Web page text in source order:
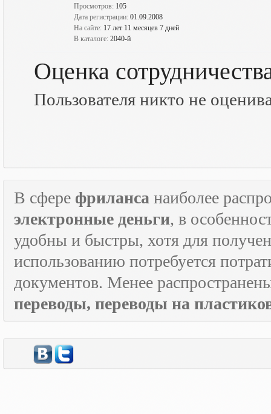
Просмотров: 105
Дата регистрации: 01.09.2008
На сайте: 17 лет 11 месяцев 7 дней
В каталоге: 2040-й
Оценка
Пользователя никто не
В сфере фриланса наиболее
электронные деньги, в
удобны и быстры, хотя для
использованию потребуется
документов. Менее
переводы, переводы на